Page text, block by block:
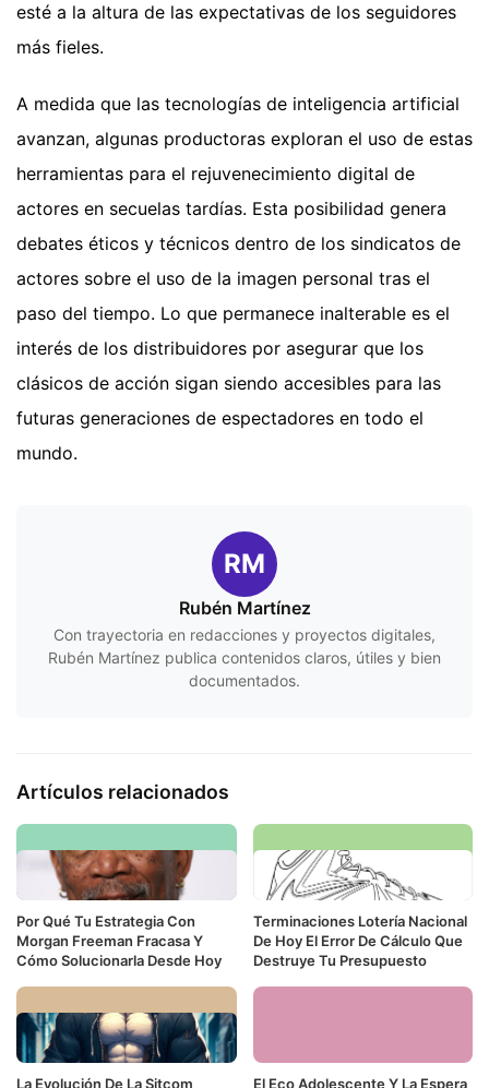
esté a la altura de las expectativas de los seguidores
más fieles.
A medida que las tecnologías de inteligencia artificial
avanzan, algunas productoras exploran el uso de estas
herramientas para el rejuvenecimiento digital de
actores en secuelas tardías. Esta posibilidad genera
debates éticos y técnicos dentro de los sindicatos de
actores sobre el uso de la imagen personal tras el
paso del tiempo. Lo que permanece inalterable es el
interés de los distribuidores por asegurar que los
clásicos de acción sigan siendo accesibles para las
futuras generaciones de espectadores en todo el
mundo.
RM
Rubén Martínez
Con trayectoria en redacciones y proyectos digitales,
Rubén Martínez publica contenidos claros, útiles y bien
documentados.
Artículos relacionados
Por Qué Tu Estrategia Con
Morgan Freeman Fracasa Y
Cómo Solucionarla Desde Hoy
Terminaciones Lotería Nacional
De Hoy El Error De Cálculo Que
Destruye Tu Presupuesto
La Evolución De La Sitcom El Eco Adolescente Y La Espera